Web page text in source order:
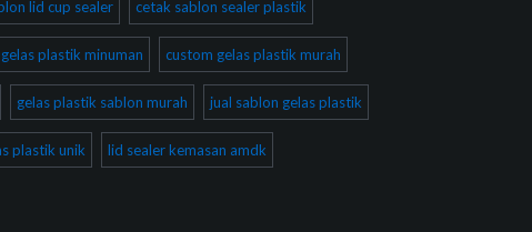
lid cup sealer cetak sablon sealer plastik
plastik minuman custom gelas plastik murah
gelas plastik sablon murah jual sablon gelas plastik
plastik unik lid sealer kemasan amdk